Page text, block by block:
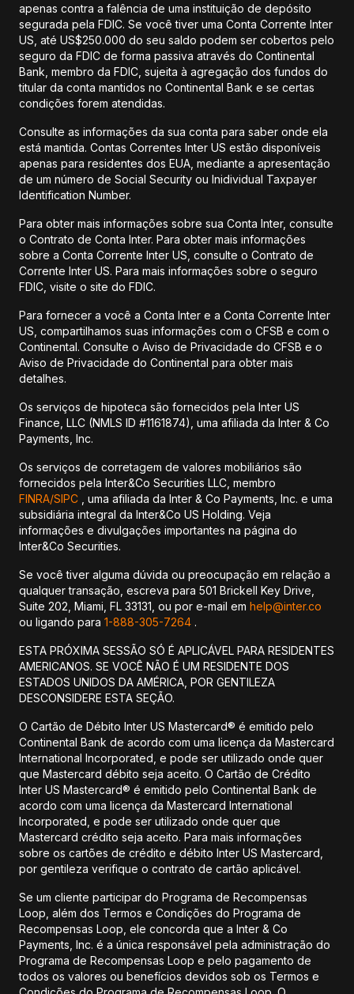
apenas contra a falência de uma instituição de depósito
segurada pela FDIC. Se você tiver uma Conta Corrente Inter
US, até US$250.000 do seu saldo podem ser cobertos pelo
seguro da FDIC de forma passiva através do Continental
Bank, membro da FDIC, sujeita à agregação dos fundos do
titular da conta mantidos no Continental Bank e se certas
condições forem atendidas.
Consulte as informações da sua conta para saber onde ela
está mantida. Contas Correntes Inter US estão disponíveis
apenas para residentes dos EUA, mediante a apresentação
de um número de Social Security ou Inidividual Taxpayer
Identification Number.
Para obter mais informações sobre sua Conta Inter, consulte
o Contrato de Conta Inter. Para obter mais informações
sobre a Conta Corrente Inter US, consulte o Contrato de
Corrente Inter US. Para mais informações sobre o seguro
FDIC, visite o site do FDIC.
Para fornecer a você a Conta Inter e a Conta Corrente Inter
US, compartilhamos suas informações com o CFSB e com o
Continental. Consulte o Aviso de Privacidade do CFSB e o
Aviso de Privacidade do Continental para obter mais
detalhes.
Os serviços de hipoteca são fornecidos pela Inter US
Finance, LLC (NMLS ID #1161874), uma afiliada da Inter & Co
Payments, Inc.
Os serviços de corretagem de valores mobiliários são
fornecidos pela Inter&Co Securities LLC, membro
FINRA/SIPC , uma afiliada da Inter & Co Payments, Inc. e uma
subsidiária integral da Inter&Co US Holding. Veja
informações e divulgações importantes na página do
Inter&Co Securities.
Se você tiver alguma dúvida ou preocupação em relação a
qualquer transação, escreva para 501 Brickell Key Drive,
Suite 202, Miami, FL 33131, ou por e-mail em help@inter.co
ou ligando para 1-888-305-7264 .
ESTA PRÓXIMA SESSÃO SÓ É APLICÁVEL PARA RESIDENTES
AMERICANOS. SE VOCÊ NÃO É UM RESIDENTE DOS
ESTADOS UNIDOS DA AMÉRICA, POR GENTILEZA
DESCONSIDERE ESTA SEÇÃO.
O Cartão de Débito Inter US Mastercard® é emitido pelo
Continental Bank de acordo com uma licença da Mastercard
International Incorporated, e pode ser utilizado onde quer
que Mastercard débito seja aceito. O Cartão de Crédito
Inter US Mastercard® é emitido pelo Continental Bank de
acordo com uma licença da Mastercard International
Incorporated, e pode ser utilizado onde quer que
Mastercard crédito seja aceito. Para mais informações
sobre os cartões de crédito e débito Inter US Mastercard,
por gentileza verifique o contrato de cartão aplicável.
Se um cliente participar do Programa de Recompensas
Loop, além dos Termos e Condições do Programa de
Recompensas Loop, ele concorda que a Inter & Co
Payments, Inc. é a única responsável pela administração do
Programa de Recompensas Loop e pelo pagamento de
todos os valores ou benefícios devidos sob os Termos e